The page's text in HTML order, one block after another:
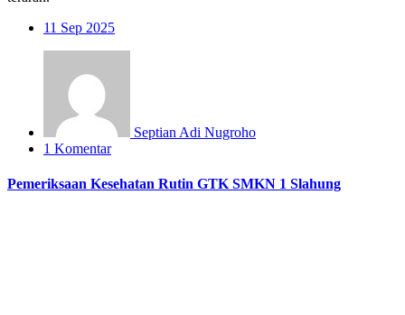
11 Sep 2025
Septian Adi Nugroho
1 Komentar
Pemeriksaan Kesehatan Rutin GTK SMKN 1 Slahung